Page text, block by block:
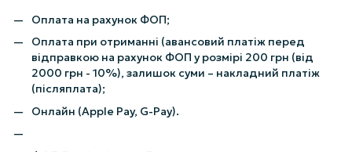
Оплата на рахунок ФОП;
Оплата при отриманні (авансовий платіж перед
відправкою на рахунок ФОП у розмірі 200 грн (від
2000 грн - 10%), залишок суми – накладний платіж
(післяплата);
Онлайн (Apple Pay, G-Pay).